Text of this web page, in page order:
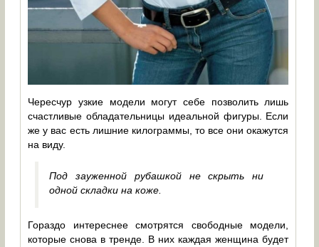
Чересчур узкие модели могут себе позволить лишь
счастливые обладательницы идеальной фигуры. Если
же у вас есть лишние килограммы, то все они окажутся
на виду.
Под зауженной рубашкой не скрыть ни
одной складки на коже.
Гораздо интереснее смотрятся свободные модели,
которые снова в тренде. В них каждая женщина будет